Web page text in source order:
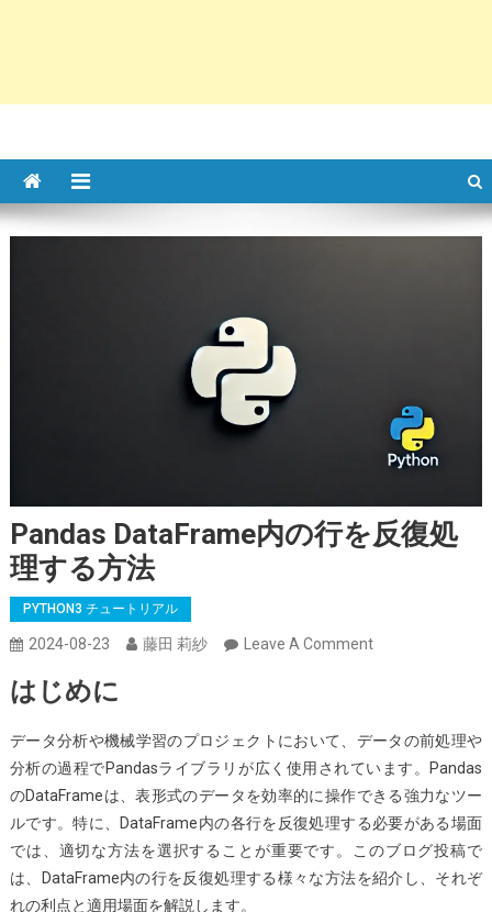
Pandas DataFrame内の行を反復処
理する方法
PYTHON3 チュートリアル
2024-08-23 藤田 莉紗 Leave A CommentOn
行
を
反
復
処
はじめに
データ分析や機械学習のプロジェクトにおいて、データの前処理や
分析の過程でPandasライブラリが広く使用されています。Pandas
のDataFrameは、表形式のデータを効率的に操作できる強力なツー
ルです。特に、DataFrame内の各行を反復処理する必要がある場面
では、適切な方法を選択することが重要です。このブログ投稿で
は、DataFrame内の行を反復処理する様々な方法を紹介し、それぞ
れの利点と適用場面を解説します。